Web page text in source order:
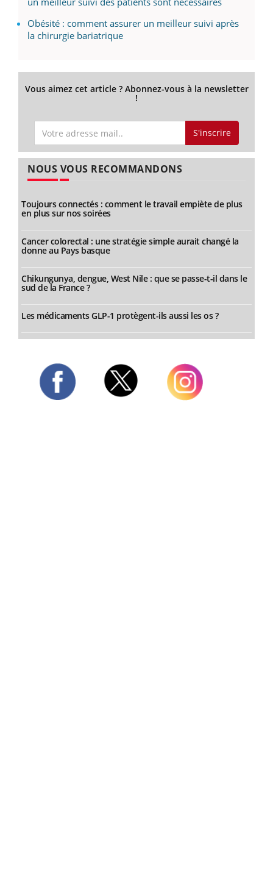
Obésité : comment assurer un meilleur suivi après
la chirurgie bariatrique
Vous aimez cet article ? Abonnez-vous à la newsletter
!
S'inscrire
NOUS VOUS RECOMMANDONS
Toujours connectés : comment le travail empiète de plus
en plus sur nos soirées
Cancer colorectal : une stratégie simple aurait changé la
donne au Pays basque
Chikungunya, dengue, West Nile : que se passe-t-il dans le
sud de la France ?
Les médicaments GLP-1 protègent-ils aussi les os ?